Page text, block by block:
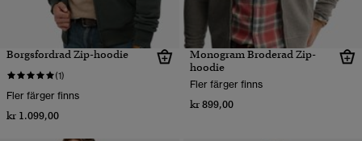
Borgsfordrad Zip-hoodie
(1)
Fler färger finns
kr 1.099,00
Monogram Broderad Zip-
hoodie
Fler färger finns
kr 899,00